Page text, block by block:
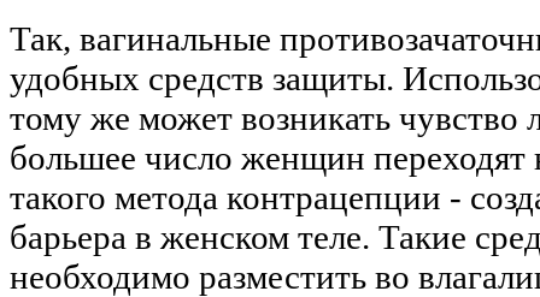
Так, вагинальные
удобных средств защиты.
тому же может возникать чувство
большее число женщин переходят
такого метода контрацепции -
барьера в женском теле. Такие
необходимо разместить во